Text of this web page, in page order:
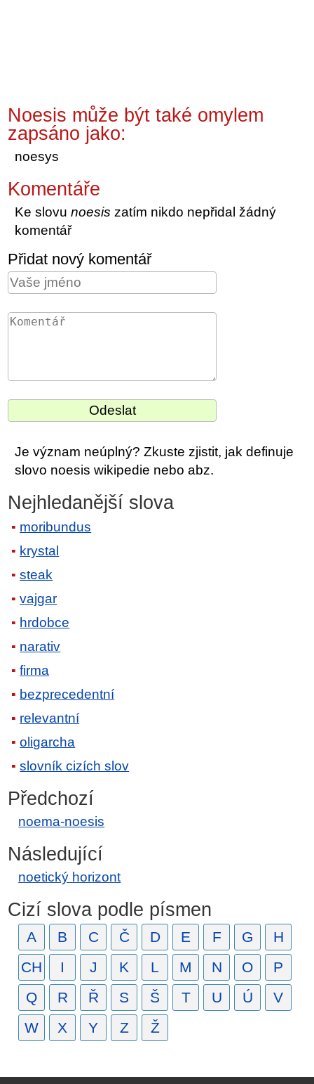
Noesis může být také omylem
zapsáno jako:
noesys
Komentáře
Ke slovunoesis zatím nikdo nepřidal žádný
komentář
Přidat nový komentář
Je význam neúplný? Zkuste zjistit, jak definuje
slovo noesis wikipedie nebo abz.
Nejhledanější slova
moribundus
krystal
steak
vajgar
hrdobce
narativ
firma
bezprecedentní
relevantní
oligarcha
slovník cizích slov
Předchozí
noema-noesis
Následující
noetický horizont
Cizí slova podle písmen
A B C Č D E F G
H
CH
I J K L M N O
P
Q
R Ř S Š T U Ú
V
W
X Y Z Ž